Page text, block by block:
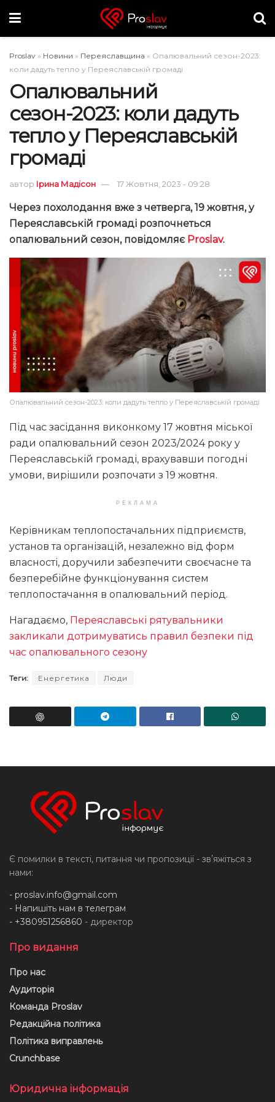
Proslav » Новини » Переяславщина » Опалювальний сезон-2023:
коли дадуть тепло у Переяславській громаді
Опалювальний
сезон-2023: коли дадуть
тепло у Переяславській
громаді
автор Ірина Мадісон 17 Жовтня, 2023 - 09:28
Через похолодання вже з четверга, 19 жовтня, у
Переяславській громаді розпочнеться
опалювальний сезон, повідомляє Proslav.
Опалювальний сезон-2023: коли дадуть тепло у Переяславській громаді
Під час засідання виконкому 17 жовтня міської
ради опалювальний сезон 2023/2024 року у
Переяславській громаді, врахувавши погодні
умови, вирішили розпочати з 19 жовтня.
РЕКЛАМА
Керівникам теплопостачальних підприємств,
установ та організацій, незалежно від форм
власності, доручили забезпечити своєчасне та
безперебійне функціонування систем
теплопостачання в опалювальний період.
Нагадаємо, Переяславські рятувальники
закликали дотримуватись правил безпеки під
час опалювального сезону
Теги: Енергетика Люди
Є помилки в тексті, питання чи пропозиції - звʼяжіться з
нами:
- proslav.info@gmail.com
- Напишіть нам в телеграм
- +380951256860 - директор
Про видання
Про нас
Аудиторія
Команда Proslav
Редакційна політика
Політика виправлень
Crunchbase
Юридична інформація